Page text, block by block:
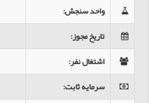
واحد سنجش:
تاریخ مجوز:
اشتغال نفر:
سرمایه ثابت: